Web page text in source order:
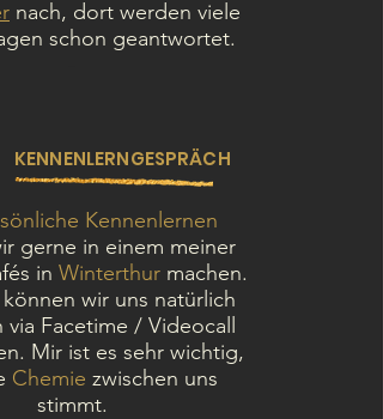
nach, dort werden viele
schon geantwortet.
KENNENLERNGESPRÄCH
Kennenlernen
gerne in einem meiner
in Winterthur machen.
wir uns natürlich
Facetime / Videocall
Mir ist es sehr wichtig,
Chemie zwischen uns
stimmt.